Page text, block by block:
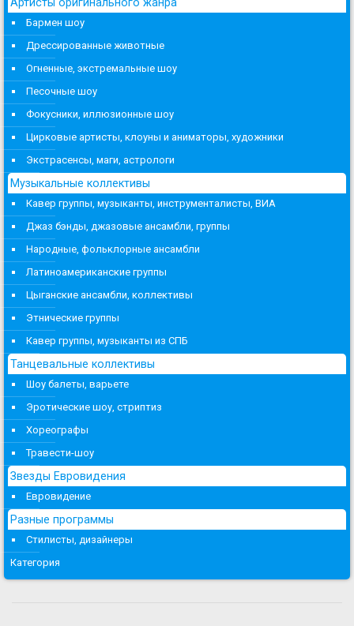
Бармен шоу
Дрессированные животные
Огненные, экстремальные шоу
Песочные шоу
Фокусники, иллюзионные шоу
Цирковые артисты, клоуны и аниматоры, художники
Экстрасенсы, маги, астрологи
Музыкальные коллективы
Кавер группы, музыканты, инструменталисты, ВИА
Джаз бэнды, джазовые ансамбли, группы
Народные, фольклорные ансамбли
Латиноамериканские группы
Цыганские ансамбли, коллективы
Этнические группы
Кавер группы, музыканты из СПБ
Танцевальные коллективы
Шоу балеты, варьете
Эротические шоу, стриптиз
Хореографы
Травести-шоу
Звезды Евровидения
Евровидение
Разные программы
Стилисты, дизайнеры
Категория